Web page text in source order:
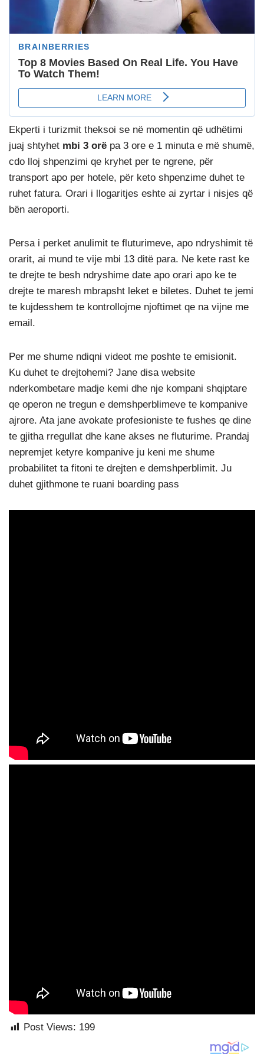
Ekperti i turizmit theksoi se në momentin që udhëtimi
juaj shtyhet mbi 3 orë pa 3 ore e 1 minuta e më shumë,
cdo lloj shpenzimi qe kryhet per te ngrene, për
transport apo per hotele, për keto shpenzime duhet te
ruhet fatura. Orari i llogaritjes eshte ai zyrtar i nisjes që
bën aeroporti.
Persa i perket anulimit te fluturimeve, apo ndryshimit të
orarit, ai mund te vije mbi 13 ditë para. Ne kete rast ke
te drejte te besh ndryshime date apo orari apo ke te
drejte te maresh mbrapsht leket e biletes. Duhet te jemi
te kujdesshem te kontrollojme njoftimet qe na vijne me
email.
Per me shume ndiqni videot me poshte te emisionit.
Ku duhet te drejtohemi? Jane disa website
nderkombetare madje kemi dhe nje kompani shqiptare
qe operon ne tregun e demshperblimeve te kompanive
ajrore. Ata jane avokate profesioniste te fushes qe dine
te gjitha rregullat dhe kane akses ne fluturime. Prandaj
nepremjet ketyre kompanive ju keni me shume
probabilitet ta fitoni te drejten e demshperblimit. Ju
duhet gjithmone te ruani boarding pass
Post Views: 199